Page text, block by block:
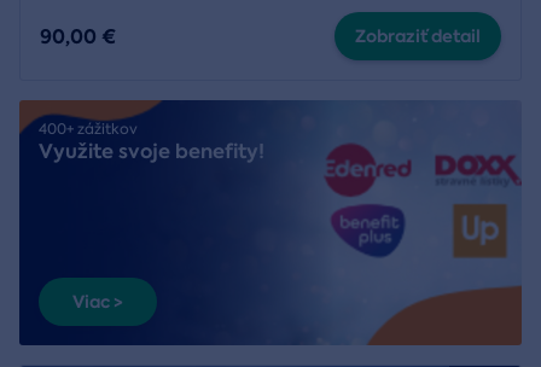
90,00 € Zobraziť detail
400+ zážitkov
Využite svoje benefity!
Viac >